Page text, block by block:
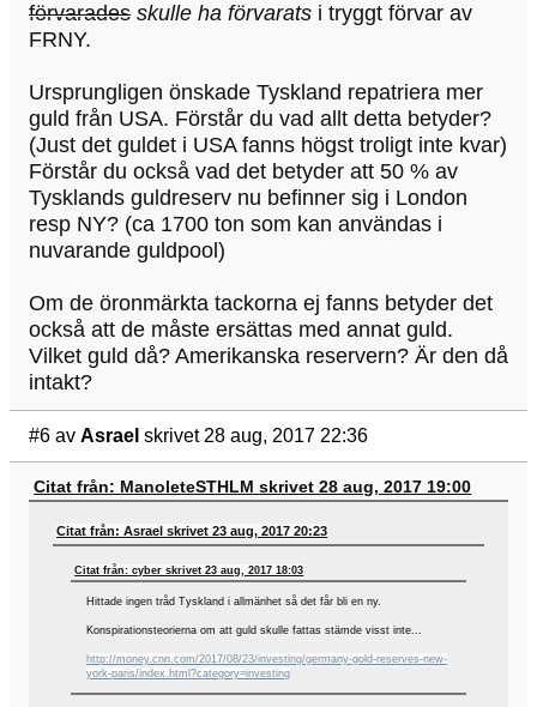
förvarades skulle ha förvarats i tryggt förvar av
FRNY.
Ursprungligen önskade Tyskland repatriera mer
guld från USA. Förstår du vad allt detta betyder?
(Just det guldet i USA fanns högst troligt inte kvar)
Förstår du också vad det betyder att 50 % av
Tysklands guldreserv nu befinner sig i London
resp NY? (ca 1700 ton som kan användas i
nuvarande guldpool)
Om de öronmärkta tackorna ej fanns betyder det
också att de måste ersättas med annat guld.
Vilket guld då? Amerikanska reservern? Är den då
intakt?
#6 av Asrael skrivet 28 aug, 2017 22:36
Citat från: ManoleteSTHLM skrivet 28 aug, 2017 19:00
Citat från: Asrael skrivet 23 aug, 2017 20:23
Citat från: cyber skrivet 23 aug, 2017 18:03
Hittade ingen tråd Tyskland i allmänhet så det får bli en ny.
Konspirationsteorierna om att guld skulle fattas stämde visst inte...
http://money.cnn.com/2017/08/23/investing/germany-gold-reserves-new-
york-paris/index.html?category=investing